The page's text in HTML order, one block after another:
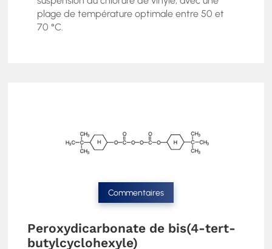
plage de température optimale entre 50 et
70 °C.
Commentaires
Peroxydicarbonate de bis(4-tert-
butylcyclohexyle)